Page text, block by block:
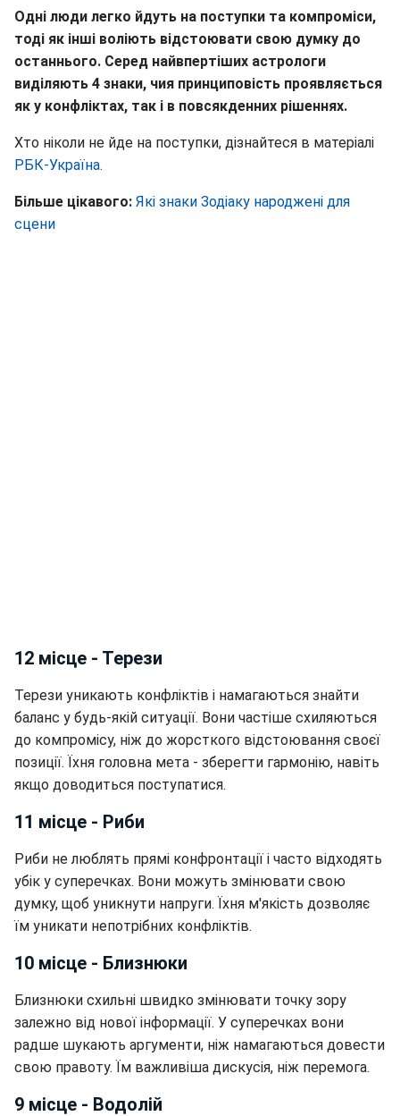
Одні люди легко йдуть на поступки та компроміси,
тоді як інші воліють відстоювати свою думку до
останнього. Серед найвпертіших астрологи
виділяють 4 знаки, чия принциповість проявляється
як у конфліктах, так і в повсякденних рішеннях.
Хто ніколи не йде на поступки, дізнайтеся в матеріалі
РБК-Україна.
Більше цікавого: Які знаки Зодіаку народжені для
сцени
12 місце - Терези
Терези уникають конфліктів і намагаються знайти
баланс у будь-якій ситуації. Вони частіше схиляються
до компромісу, ніж до жорсткого відстоювання своєї
позиції. Їхня головна мета - зберегти гармонію, навіть
якщо доводиться поступатися.
11 місце - Риби
Риби не люблять прямі конфронтації і часто відходять
убік у суперечках. Вони можуть змінювати свою
думку, щоб уникнути напруги. Їхня м'якість дозволяє
їм уникати непотрібних конфліктів.
10 місце - Близнюки
Близнюки схильні швидко змінювати точку зору
залежно від нової інформації. У суперечках вони
радше шукають аргументи, ніж намагаються довести
свою правоту. Їм важливіша дискусія, ніж перемога.
9 місце - Водолій